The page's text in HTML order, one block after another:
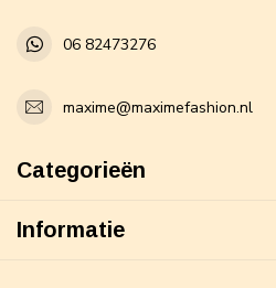
06 82473276
maxime@maximefashion.nl
Categorieën
Informatie